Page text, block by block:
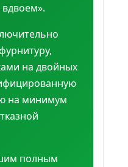
вдвоем».
на двойных
на минимум
полным